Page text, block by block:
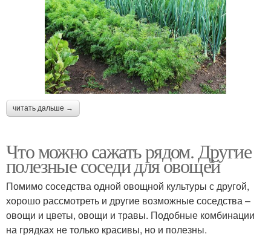
читать дальше →
Что можно сажать рядом. Другие
полезные соседи для овощей
Помимо соседства одной овощной культуры с другой,
хорошо рассмотреть и другие возможные соседства –
овощи и цветы, овощи и травы. Подобные комбинации
на грядках не только красивы, но и полезны.